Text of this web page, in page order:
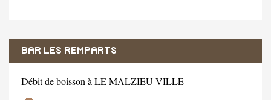
BAR LES REMPARTS
Débit de boisson à LE MALZIEU VILLE